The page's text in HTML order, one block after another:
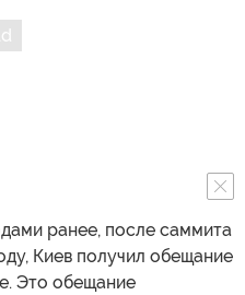
ранее, после саммита
Киев получил обещание
Это обещание